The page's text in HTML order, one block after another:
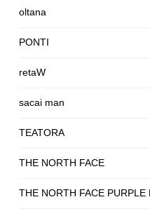
oltana
PONTI
retaW
sacai man
TEATORA
THE NORTH FACE
THE NORTH FACE PURPLE